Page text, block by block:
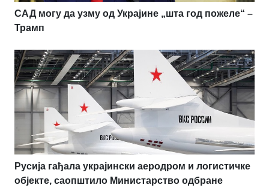
САД могу да узму од Украјине „шта год пожеле“ –
Трамп
Русија гађала украјински аеродром и логистичке
објекте, саопштило Министарство одбране